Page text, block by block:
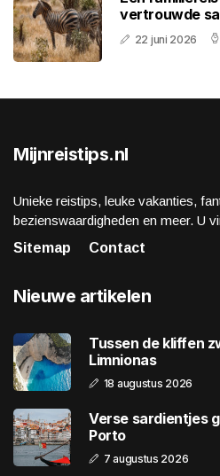
vertrouwde
22 juni 2026
Mijnreistips.nl
Unieke reistips, leuke vakanties,
bezienswaardigheden en meer. U
Sitemap
Contact
Nieuwe artikelen
Tussen de kliffen
Limnionas
18 augustus 2026
Verse sardientjes
Porto
7 augustus 2026